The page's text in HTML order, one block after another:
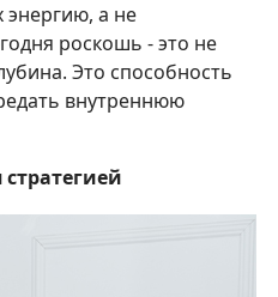
энергию, а не
роскошь - это не
Это способность
внутреннюю